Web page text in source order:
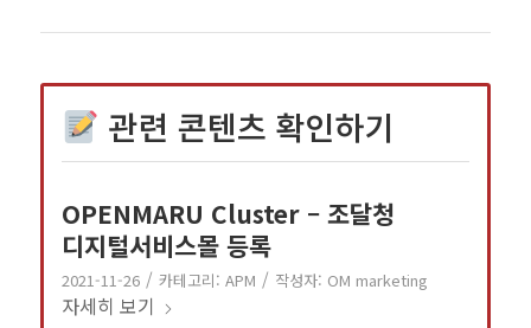
관련 콘텐츠 확인하기
OPENMARU Cluster – 조달청
디지털서비스몰 등록
2021-11-26 / 카테고리: APM / 작성자: OM marketing
자세히 보기